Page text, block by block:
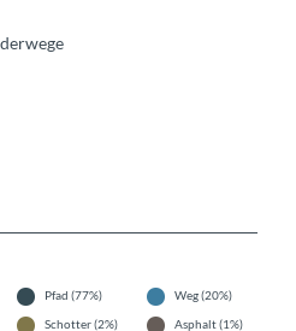
Pfad (77%)
Weg (20%)
Schotter (2%)
Asphalt (1%)